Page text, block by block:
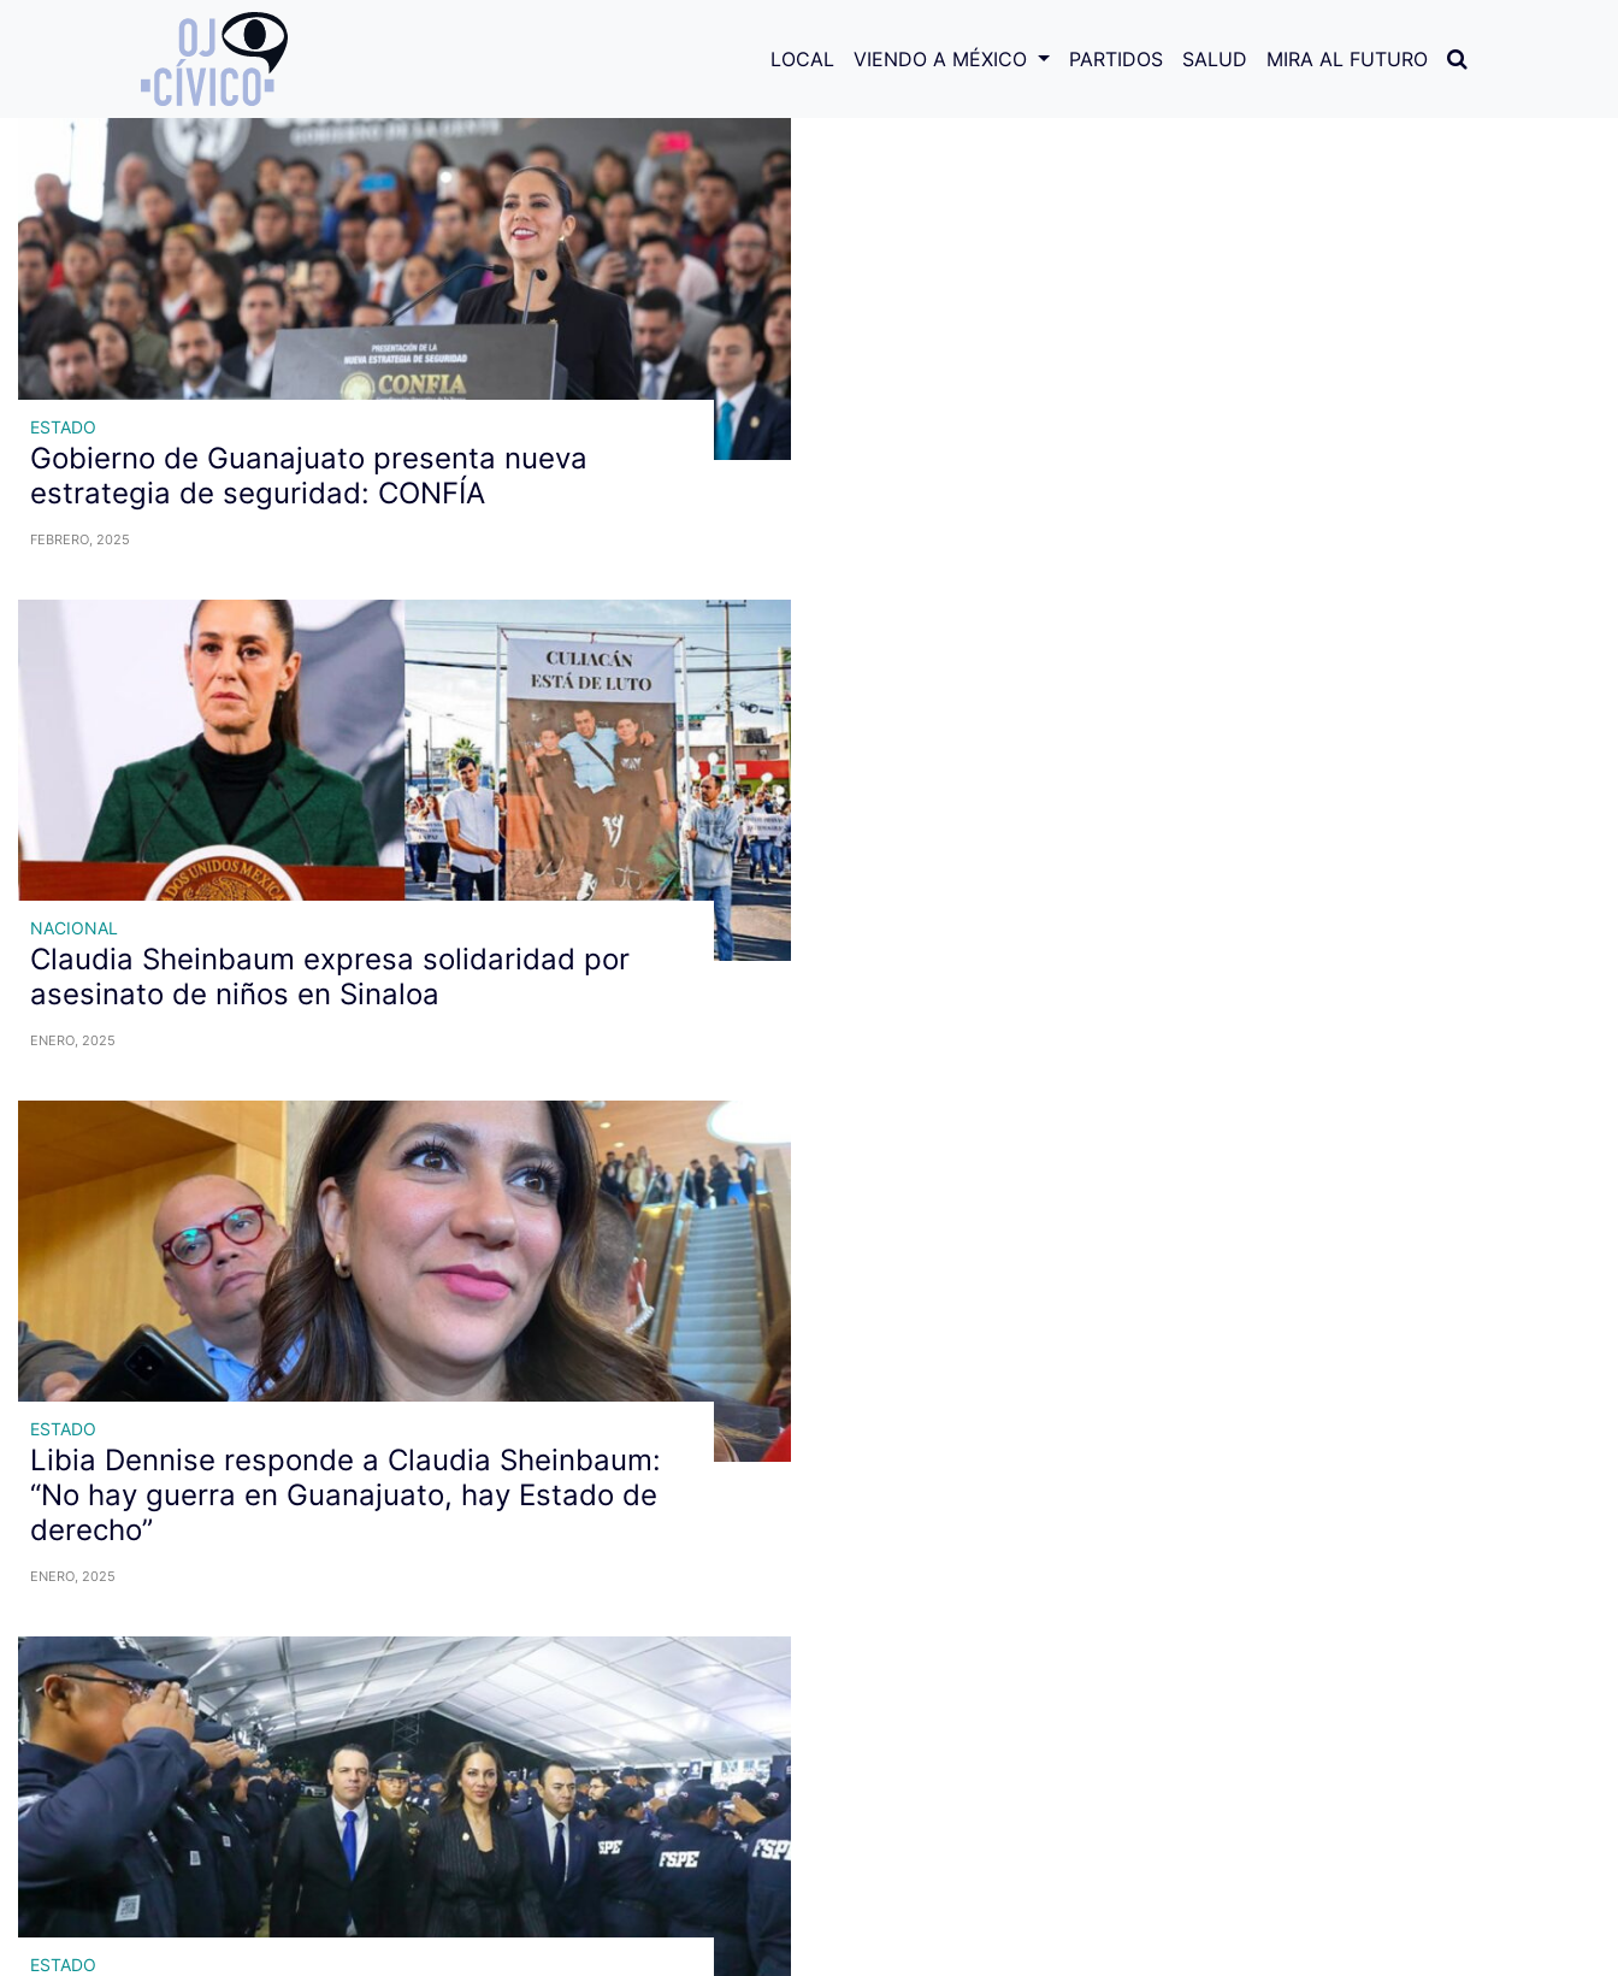
LOCAL VIENDO A MÉXICO PARTIDOS SALUD MIRA AL FUTURO
Archivo de etiquetas: estrategia de seguridad
ESTADO
Gobierno de Guanajuato presenta nueva
estrategia de seguridad: CONFÍA
FEBRERO, 2025
NACIONAL
Claudia Sheinbaum expresa solidaridad por
asesinato de niños en Sinaloa
ENERO, 2025
ESTADO
Libia Dennise responde a Claudia Sheinbaum:
“No hay guerra en Guanajuato, hay Estado de
derecho”
ENERO, 2025
ESTADO